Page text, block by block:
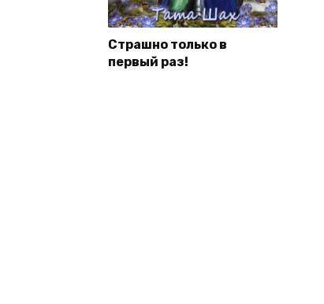
Страшно только в
первый раз!